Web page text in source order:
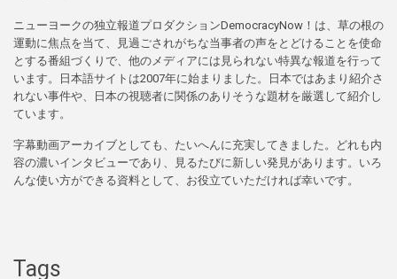
ニューヨークの独立報道プロダクションDemocracyNow！は、草の根の
運動に焦点を当て、見過ごされがちな当事者の声をとどけることを使命
とする番組づくりで、他のメディアには見られない特異な報道を行って
います。日本語サイトは2007年に始まりました。日本ではあまり紹介さ
れない事件や、日本の視聴者に関係のありそうな題材を厳選して紹介し
ています。
字幕動画アーカイブとしても、たいへんに充実してきました。どれも内
容の濃いインタビューであり、見るたびに新しい発見があります。いろ
んな使い方ができる資料として、お役立ていただければ幸いです。
Tags